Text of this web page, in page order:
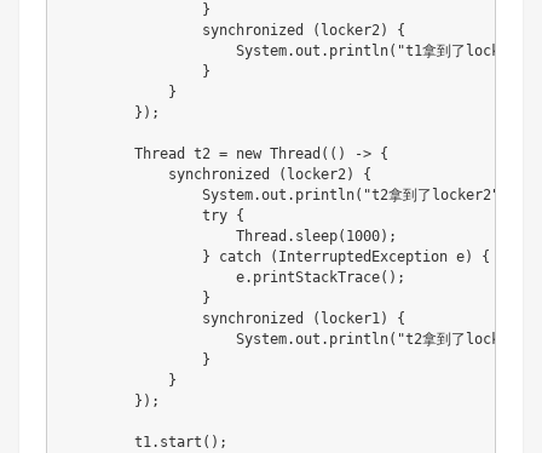
                }
                synchronized (locker2) {
System.out.println("t1拿到了
                }
            }
        });
        Thread t2 = new Thread(() -> {
            synchronized (locker2) {
                System.out.println("t2拿到了locker2");
                try {
                    Thread.sleep(1000);
                } catch (InterruptedException e) {
                    e.printStackTrace();
                }
                synchronized (locker1) {
System.out.println("t2拿到了
                }
            }
        });
        t1.start();